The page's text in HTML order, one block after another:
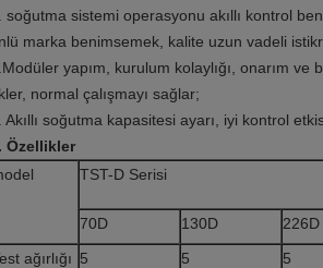
soğutma sistemi operasyonu akıllı kontrol
marka benimsemek, kalite uzun vadeli
yapım, kurulum kolaylığı, onarım ve
normal çalışmayı sağlar;
Akıllı soğutma kapasitesi ayarı, iyi kontrol
Özellikler
TST-D Serisi
70D 130D 226D
ağırlığı 5 5 5